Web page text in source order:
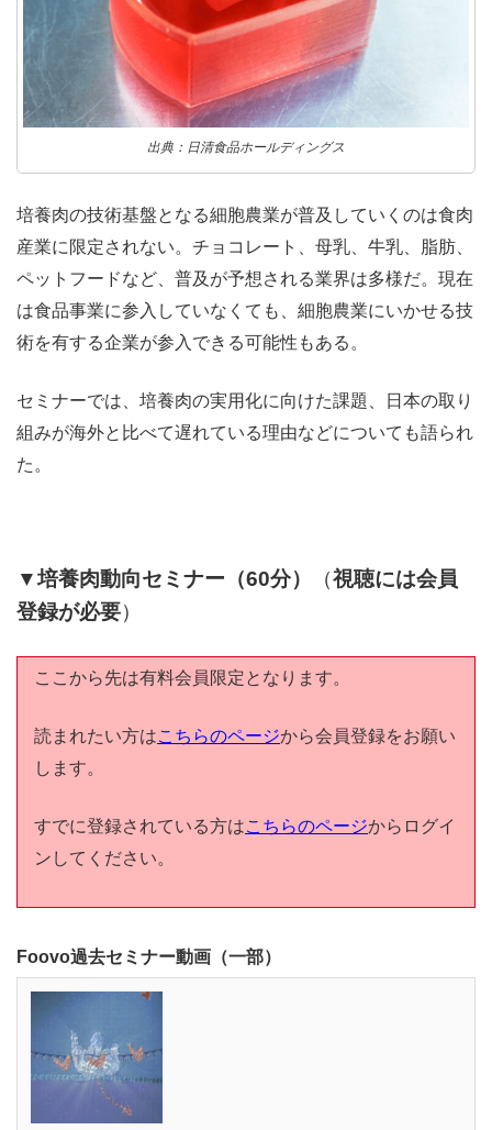
出典：日清食品ホールディングス
培養肉の技術基盤となる細胞農業が普及していくのは食肉
産業に限定されない。チョコレート、母乳、牛乳、脂肪、
ペットフードなど、普及が予想される業界は多様だ。現在
は食品事業に参入していなくても、細胞農業にいかせる技
術を有する企業が参入できる可能性もある。
セミナーでは、培養肉の実用化に向けた課題、日本の取り
組みが海外と比べて遅れている理由などについても語られ
た。
▼培養肉動向セミナー（60分） （視聴には会員
登録が必要）
ここから先は有料会員限定となります。
読まれたい方はこちらのページから会員登録をお願い
します。
すでに登録されている方はこちらのページからログイ
ンしてください。
Foovo過去セミナー動画（一部）